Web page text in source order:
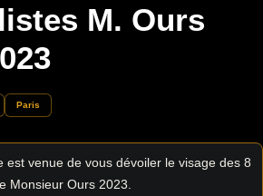
M. Ours
Paris
est venue de vous dévoiler le visage des 8
Monsieur Ours 2023.